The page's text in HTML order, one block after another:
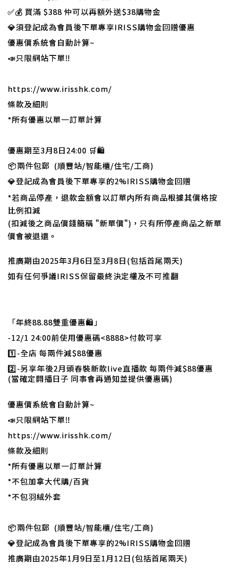
✅💰 買滿 $388 仲可以再額外送$38購物金
💎須登記成為會員後下單專享IRISS購物金回贈優惠
優惠價系統會自動計算~
📣只限網站下單‼️
https://www.irisshk.com/
條款及細則
*所有優惠以單一訂單計算
優惠期至3月8日24:00 🛒🛍
📦兩件包郵 (順豐站/智能櫃/住宅/工商)
💎登記成為會員後下單專享的2%IRISS購物金回贈
*若商品停產，退款金額會以訂單内所有商品根據其價格按
比例扣減
(扣減後之商品價錢簡稱 "新單價")，只有所停產商品之新單
價會被退還。
推廣期由2025年3月6日至3月8日(包括首尾兩天)
如有任何爭議IRISS保留最終決定權及不可推翻
「年終88.88雙重優惠🛍」
-12/1 24:00前使用優惠碼<8888>付款可享
1️⃣-全店 每兩件減$88優惠
2️⃣-另享年後2月頭春裝新款live直播款 每兩件減$88優惠
(當確定開播日子 同事會再通知並提供優惠碼)
優惠價系統會自動計算~
📣只限網站下單‼️
https://www.irisshk.com/
條款及細則
*所有優惠以單一訂單計算
*不包加拿大代購/百貨
*不包羽絨外套
📦兩件包郵 (順豐站/智能櫃/住宅/工商)
💎登記成為會員後下單專享的2%IRISS購物金回贈
推廣期由2025年1月9日至1月12日(包括首尾兩天)